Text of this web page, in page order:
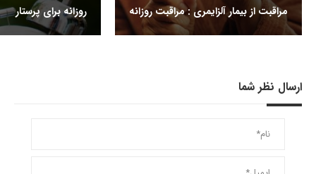
مراقبت از بیمار آلزایمری : مراقبت روزانه
روزانه برای پرستار
ارسال نظر شما